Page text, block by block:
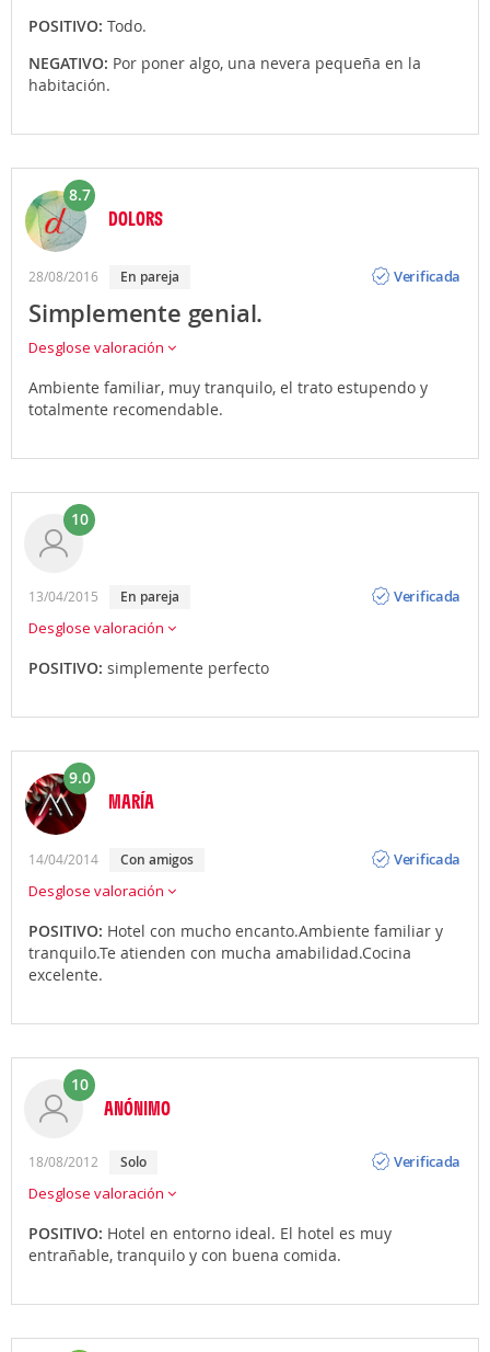
POSITIVO: Todo.
NEGATIVO: Por poner algo, una nevera pequeña en la
habitación.
8.7
DOLORS
28/08/2016 en pareja
Verificada
Simplemente genial.
Desglose valoración
Ambiente familiar, muy tranquilo, el trato estupendo y
totalmente recomendable.
10
13/04/2015 en pareja
Verificada
Desglose valoración
POSITIVO: simplemente perfecto
9.0
MARÍA
14/04/2014 con amigos
Verificada
Desglose valoración
POSITIVO: Hotel con mucho encanto.Ambiente familiar y
tranquilo.Te atienden con mucha amabilidad.Cocina
excelente.
10
ANÓNIMO
18/08/2012 solo
Verificada
Desglose valoración
POSITIVO: Hotel en entorno ideal. El hotel es muy
entrañable, tranquilo y con buena comida.